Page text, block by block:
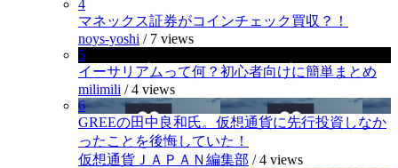
4
マネックス証券がコインチェック買収？！
noys-yoshi / 7 views
5
イーサリアムって何？初心者向けに簡単まとめ
milimili /4 views
6
GREEの田中良和氏。仮想通貨に先行投資しなか
ったことを後悔していた！
仮想通貨ＪＡＰＡＮ編集部 /4 views